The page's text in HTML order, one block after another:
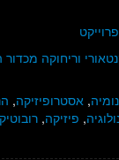
וריחוקה מכדור
, אסטרופיזיקה,
, פיזיקה,